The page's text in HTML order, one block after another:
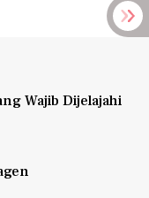
Wajib Dijelajahi